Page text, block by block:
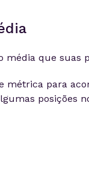
média que suas
métrica para
posições